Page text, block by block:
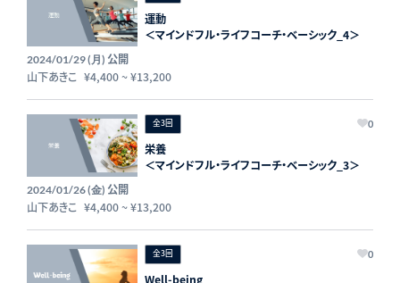
運動
＜マインドフル・ライフコーチ・ベーシック_4＞
2024/01/29 (月) 公開
山下あきこ ¥4,400~¥13,200
全3回 0
栄養
＜マインドフル・ライフコーチ・ベーシック_3＞
2024/01/26 (金) 公開
山下あきこ ¥4,400~¥13,200
全3回 0
Well-being